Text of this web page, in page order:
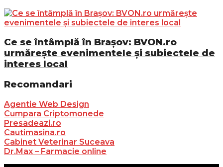
Ce se întâmplă în Brașov: BVON.ro
urmărește evenimentele și subiectele de
interes local
Recomandari
Agentie Web Design
Cumpara Criptomonede
Presadeazi.ro
Cautimasina.ro
Cabinet Veterinar Suceava
Dr.Max – Farmacie online